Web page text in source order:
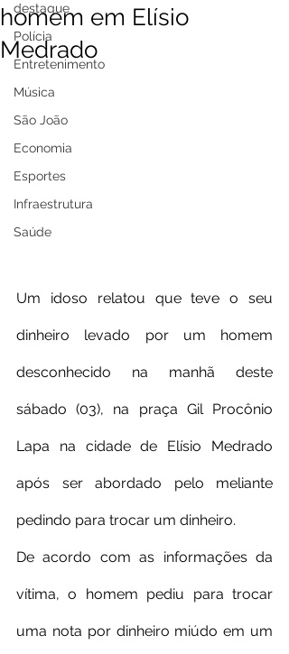
destaque
Polícia
Entretenimento
Música
São João
Economia
Esportes
Infraestrutura
Saúde
homem em Elísio
Medrado
Um idoso relatou que teve o seu
dinheiro levado por um homem
desconhecido na manhã deste
sábado (03), na praça Gil Procônio
Lapa na cidade de Elísio Medrado
após ser abordado pelo meliante
pedindo para trocar um dinheiro.
De acordo com as informações da
vítima, o homem pediu para trocar
uma nota por dinheiro miúdo em um